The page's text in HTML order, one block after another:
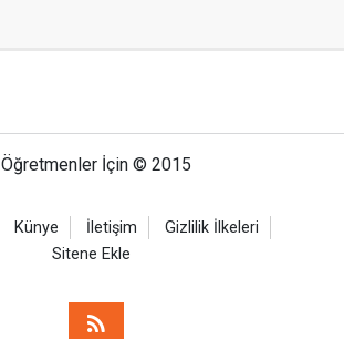
Öğretmenler İçin © 2015
Künye İletişim
Gizlilik İlkeleri
Sitene Ekle